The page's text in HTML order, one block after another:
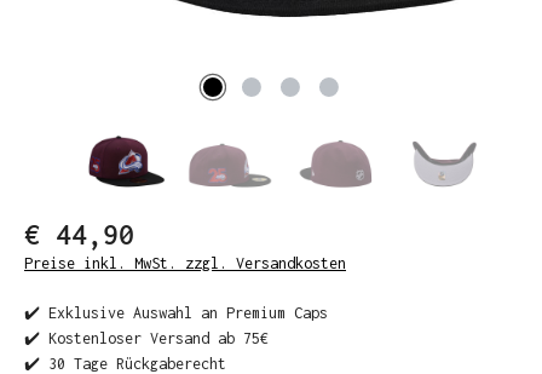
€ 44,90
Preise inkl. MwSt. zzgl. Versandkosten
✔️ Exklusive Auswahl an Premium Caps
✔️ Kostenloser Versand ab 75€
✔️ 30 Tage Rückgaberecht